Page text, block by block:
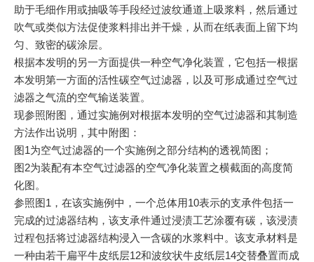
助于毛细作用或抽吸等手段经过波纹通道上吸浆料，然后通过
吹气或类似方法促使浆料排出并干燥，从而在纸表面上留下均
匀、致密的碳涂层。
根据本发明的另一方面提供一种空气净化装置，它包括一根据
本发明第一方面的活性碳空气过滤器，以及可形成通过空气过
滤器之气流的空气输送装置。
现参照附图，通过实施例对根据本发明的空气过滤器和其制造
方法作出说明，其中附图：
图1为空气过滤器的一个实施例之部分结构的透视简图；
图2为装配有本空气过滤器的空气净化装置之横截面的高度简
化图。
参照图1，在该实施例中，一个总体用10表示的支承件包括一
完成的过滤器结构，该支承件通过浸渍工艺涂覆有碳，该浸渍
过程包括将过滤器结构浸入一含碳的水浆料中。该支承材料是
一种由若干扁平牛皮纸层12和波纹状牛皮纸层14交替叠置而成